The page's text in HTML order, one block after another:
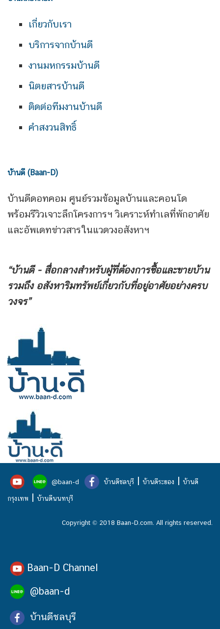
เกี่ยวกับเรา
บริการจากบ้านดี
งานมหกรรมบ้านดี
นิตยสารบ้านดี
ติดต่อทีมงานบ้านดี
คำสงวนสิทธิ์
บ้านดี (Baan-D)
บ้านดีดอทคอม ศูนย์รวมข้อมูลบ้านและคอนโด
พร้อมรีวิวเจาะลึกโครงการฯ วิเคราะห์ทำเลที่พักอาศัย
และอัพเดทข่าวสารในแวดวงอสังหาฯ
“บ้านดี - สื่อกลางสำหรับผู้ที่ต้องการซื้อและขายบ้าน
รวมถึง อสังหาริมทรัพย์เกี่ยวกับที่อยู่อาศัยอย่างครบ
วงจร”
@baan-d บ้านดีชลบุรี | บ้านดีระยอง | บ้านดี
กรุงเทพ | บ้านดีนนทบุรี
Copyright © 2018 Baan-D.com. All rights reserved.
Baan-D Channel
@baan-d
บ้านดีชลบุรี